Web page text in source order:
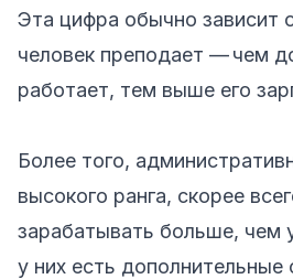
Эта цифра обычно зависит
человек преподает — чем
работает, тем выше его
Более того,
высокого ранга, скорее
зарабатывать больше, чем
у них есть дополнительные